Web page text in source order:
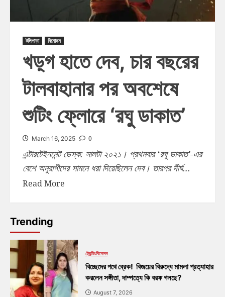
টলিপাড়া বিনোদন
খড়্গ হাতে দেব, চার বছরের
টালবাহানার পর অবশেষে
শুটিং ফ্লোরে ‘রঘু ডাকাত’
March 16, 2025 0
এন্টারটেইনমেন্ট ডেস্ক: সালটা ২০২১। প্রথমবার ‘রঘু ডাকাত’-এর
বেশে অনুরাগীদের সামনে ধরা দিয়েছিলেন দেব। তারপর দীর্ঘ...
Read More
Trending
ট্রেন্ডিংবিনোদন
বিচ্ছেদের পথে ব্রেক! বিজয়ের বিরুদ্ধে মামলা প্রত্যাহার
করলেন সঙ্গীতা, দাম্পত্যে কি বরফ গলছে?
August 7, 2026